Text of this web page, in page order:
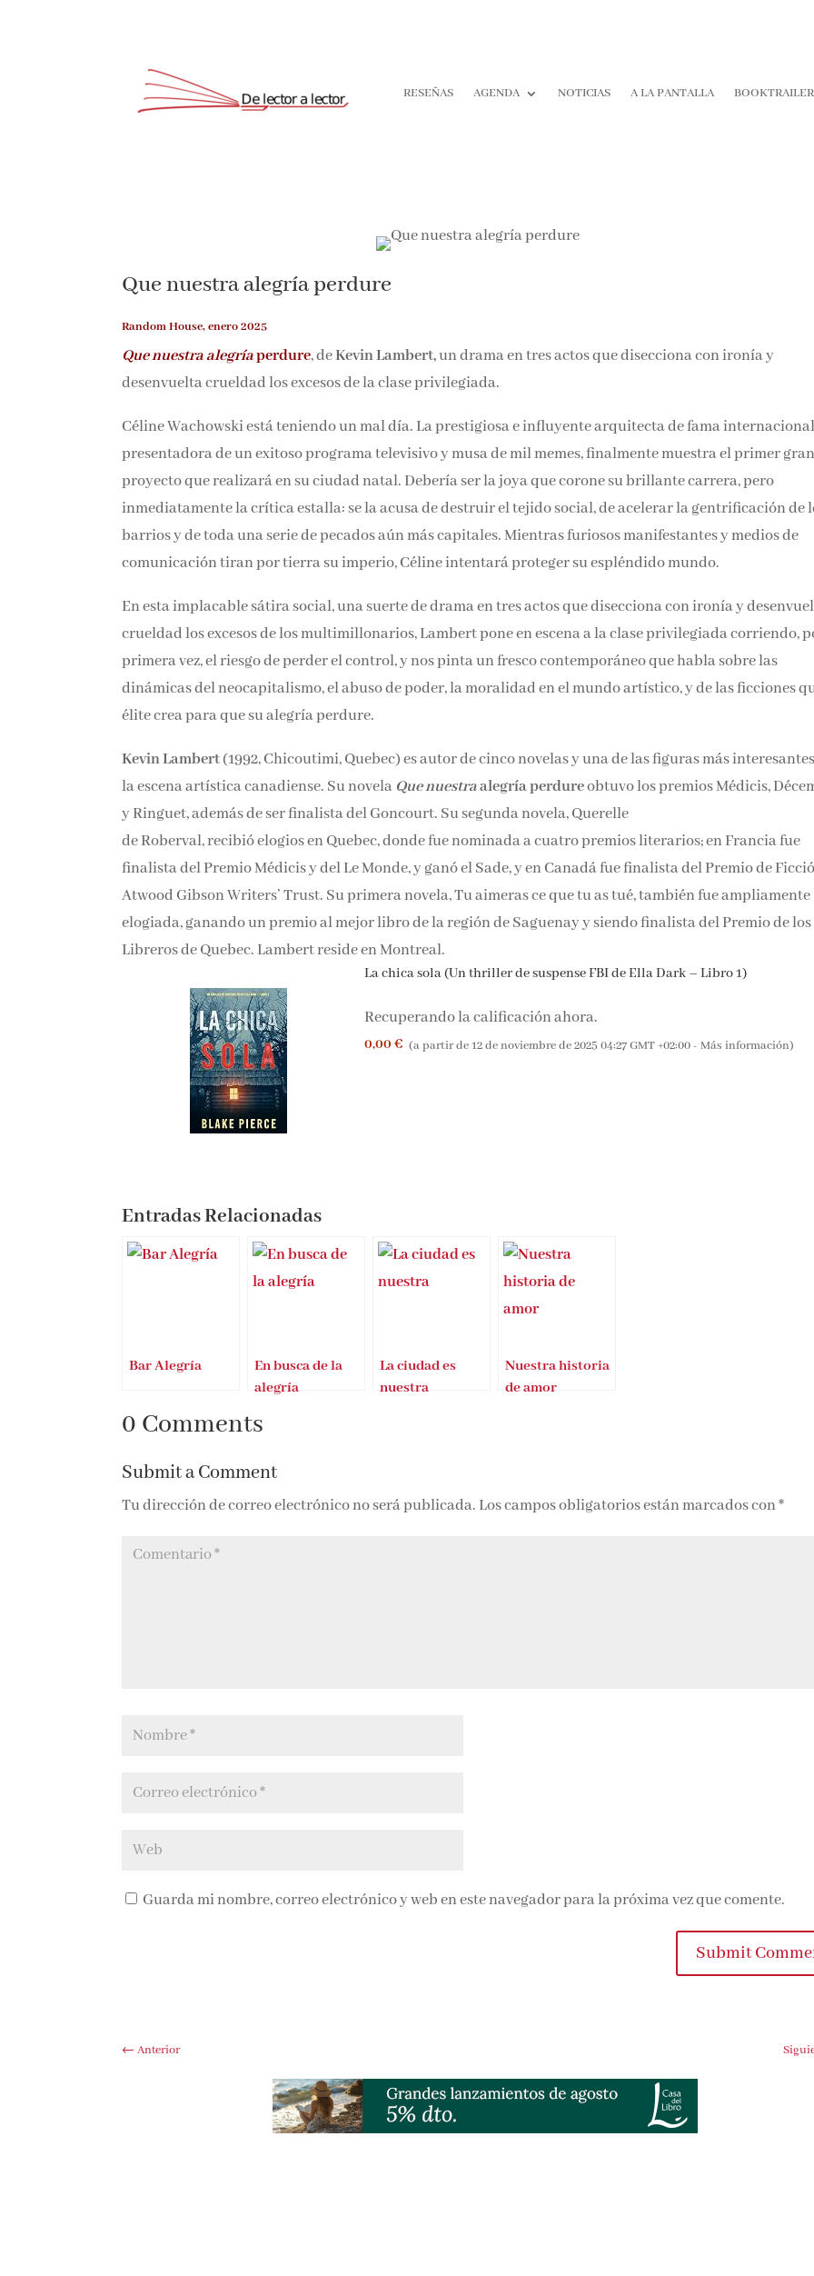
RESEÑAS AGENDA NOTICIAS A LA PANTALLA BOOKTRAILER
Que nuestra alegría perdure
Random House, enero 2025
Que nuestra alegríaperdure, deKevin Lambert,un drama en tres actos que disecciona con ironía y
desenvuelta crueldad los excesos de la clase privilegiada.
Céline Wachowski está teniendo un mal día. La prestigiosa e influyente arquitecta de fama
presentadora de un exitoso programa televisivo y musa de mil memes, finalmente muestra el primer gran
proyecto que realizará en su ciudad natal. Debería ser la joya que corone su brillante carrera, pero
inmediatamente la crítica estalla: se la acusa de destruir el tejido social, de acelerar la gentrificación de
barrios y de toda una serie de pecados aún más capitales. Mientras furiosos manifestantes y medios de
comunicación tiran por tierra su imperio, Céline intentará proteger su espléndido mundo.
En esta implacable sátira social, una suerte de drama en tres actos que disecciona con ironía y
crueldad los excesos de los multimillonarios, Lambert pone en escena a la clase privilegiada corriendo,
primera vez, el riesgo de perder el control, y nos pinta un fresco contemporáneo que habla sobre las
dinámicas del neocapitalismo, el abuso de poder, la moralidad en el mundo artístico, y de las ficciones
la élite crea para que su alegría perdure.
Kevin Lambert(1992, Chicoutimi, Quebec) es autor de cinco novelas y una de las figuras más
la escena artística canadiense. Su novela Que nuestraalegría perdureobtuvo los premios Médicis,
Décembre y Ringuet, además de ser finalista del Goncourt. Su segunda novela, Querelle
de Roberval, recibió elogios en Quebec, donde fue nominada a cuatro premios literarios; en Francia fue
finalista del Premio Médicis y del Le Monde, y ganó el Sade, y en Canadá fue finalista del Premio de
Atwood Gibson Writers’ Trust. Su primera novela, Tu aimeras ce que tu as tué, también fue ampliamente
elogiada, ganando un premio al mejor libro de la región de Saguenay y siendo finalista del Premio de los
Libreros de Quebec. Lambert reside en Montreal.
La chica sola (Un thriller de suspense FBI de Ella Dark – Libro 1)
Recuperando la calificación ahora.
0,00 € (a partir de 12 de noviembre de 2025 04:27 GMT +02:00 -Más información)
Entradas Relacionadas
Bar Alegría
En busca de la
alegría
La ciudad es
nuestra
Nuestra historia
de amor
0 Comments
Submit a Comment
Tu dirección de correo electrónico no será publicada.Los campos obligatorios están marcados con*
Guarda mi nombre, correo electrónico y web en este navegador para la próxima vez que comente.
Submit
← Anterior
Nombre*
Email*
Por favor, acepta los
condiciones de privacidad